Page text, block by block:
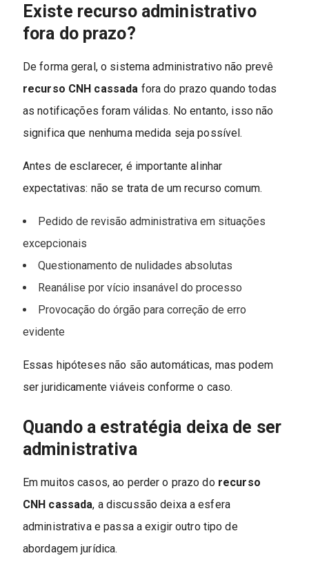
Existe recurso administrativo
fora do prazo?
De forma geral, o sistema administrativo não prevê
recurso CNH cassada fora do prazo quando todas
as notificações foram válidas. No entanto, isso não
significa que nenhuma medida seja possível.
Antes de esclarecer, é importante alinhar
expectativas: não se trata de um recurso comum.
Pedido de revisão administrativa em situações
excepcionais
Questionamento de nulidades absolutas
Reanálise por vício insanável do processo
Provocação do órgão para correção de erro
evidente
Essas hipóteses não são automáticas, mas podem
ser juridicamente viáveis conforme o caso.
Quando a estratégia deixa de ser
administrativa
Em muitos casos, ao perder o prazo do recurso
CNH cassada, a discussão deixa a esfera
administrativa e passa a exigir outro tipo de
abordagem jurídica.